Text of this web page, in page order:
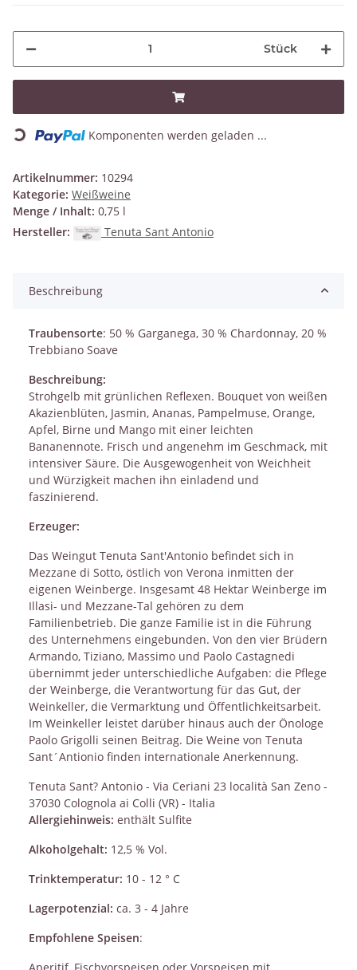
Stück
Loading... Komponenten werden geladen ...
Artikelnummer: 10294
Kategorie: Weißweine
Menge / Inhalt: 0,75 l
Hersteller:
Tenuta Sant Antonio
Beschreibung
Traubensorte: 50 % Garganega, 30 % Chardonnay, 20 %
Trebbiano Soave
Beschreibung:
Strohgelb mit grünlichen Reflexen. Bouquet von weißen
Akazienblüten, Jasmin, Ananas, Pampelmuse, Orange,
Apfel, Birne und Mango mit einer leichten
Bananennote. Frisch und angenehm im Geschmack, mit
intensiver Säure. Die Ausgewogenheit von Weichheit
und Würzigkeit machen ihn einladend und
faszinierend.
Erzeuger:
Das Weingut Tenuta Sant'Antonio befindet sich in
Mezzane di Sotto, östlich von Verona inmitten der
eigenen Weinberge. Insgesamt 48 Hektar Weinberge im
Illasi- und Mezzane-Tal gehören zu dem
Familienbetrieb. Die ganze Familie ist in die Führung
des Unternehmens eingebunden. Von den vier Brüdern
Armando, Tiziano, Massimo und Paolo Castagnedi
übernimmt jeder unterschiedliche Aufgaben: die Pflege
der Weinberge, die Verantwortung für das Gut, der
Weinkeller, die Vermarktung und Öffentlichkeitsarbeit.
Im Weinkeller leistet darüber hinaus auch der Önologe
Paolo Grigolli seinen Beitrag. Die Weine von Tenuta
Sant´Antionio finden internationale Anerkennung.
Tenuta Sant? Antonio - Via Ceriani 23 località San Zeno -
37030 Colognola ai Colli (VR) - Italia
Allergiehinweis: enthält Sulfite
Alkoholgehalt: 12,5 % Vol.
Trinktemperatur: 10 - 12 ° C
Lagerpotenzial: ca. 3 - 4 Jahre
Empfohlene Speisen: